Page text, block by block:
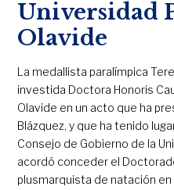
Universidad
Olavide
La medallista paralímpica
investida Doctora Honoris
Olavide en un acto que ha
Blázquez, y que ha tenido
Consejo de Gobierno de la
acordó conceder el
plusmarquista de natación